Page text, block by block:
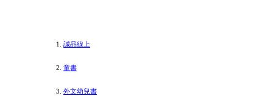
誠品線上
童書
外文幼兒書